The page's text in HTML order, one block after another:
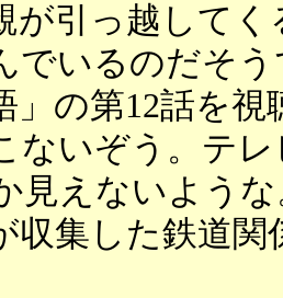
引っ越して
でいるのだそう
の第12話を視
ないぞう。テ
見えないよう
集した鉄道関